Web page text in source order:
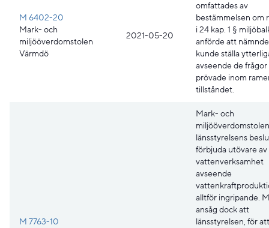
M 6402-20
Mark- och
miljööverdomstolen
Värmdö
2021-05-20
omfattades av
bestämmelsen om
i 24 kap. 1 §
anförde att
kunde ställa
avseende de frågor
prövade inom
tillståndet.
M 7763-10
Mark- och
länsstyrelsens
förbjuda utövare av
vattenverksamhet
avseende
alltför ingripande.
ansåg dock att
länsstyrelsen, för